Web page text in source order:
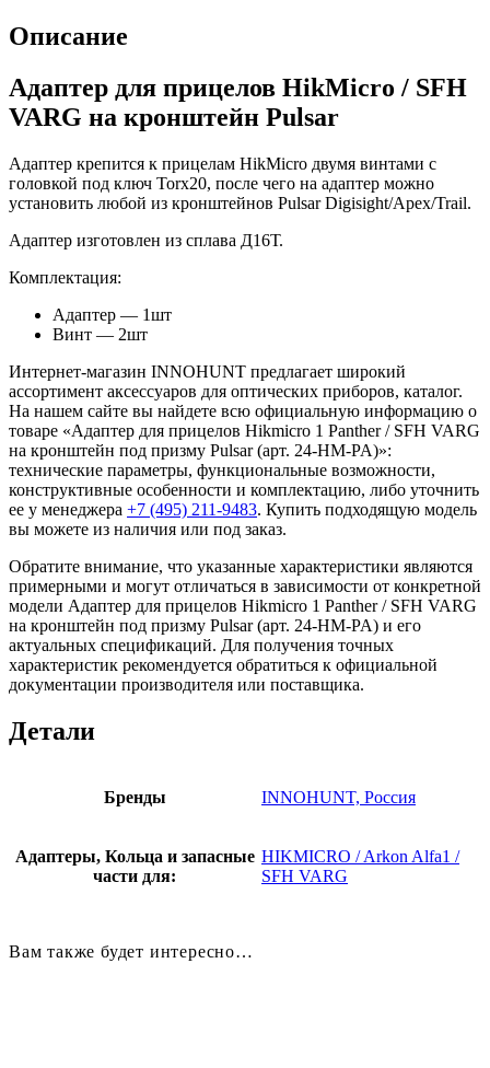
Описание
Адаптер для прицелов HikMicro / SFH
VARG на кронштейн Pulsar
Адаптер крепится к прицелам HikMicro двумя винтами с
головкой под ключ Torx20, после чего на адаптер можно
установить любой из кронштейнов Pulsar Digisight/Apex/Trail.
Адаптер изготовлен из сплава Д16Т.
Комплектация:
Адаптер — 1шт
Винт — 2шт
Интернет-магазин INNOHUNT предлагает широкий
ассортимент аксессуаров для оптических приборов, каталог.
На нашем сайте вы найдете всю официальную информацию о
товаре «Адаптер для прицелов Hikmicro 1 Panther / SFH VARG
на кронштейн под призму Pulsar (арт. 24-HM-PA)»:
технические параметры, функциональные возможности,
конструктивные особенности и комплектацию, либо уточнить
ее у менеджера +7 (495) 211-9483. Купить подходящую модель
вы можете из наличия или под заказ.
Обратите внимание, что указанные характеристики являются
примерными и могут отличаться в зависимости от конкретной
модели Адаптер для прицелов Hikmicro 1 Panther / SFH VARG
на кронштейн под призму Pulsar (арт. 24-HM-PA) и его
актуальных спецификаций. Для получения точных
характеристик рекомендуется обратиться к официальной
документации производителя или поставщика.
Детали
Бренды INNOHUNT, Россия
Адаптеры, Кольца и запасные
части для:
HIKMICRO / Arkon Alfa1 /
SFH VARG
Вам также будет интересно…